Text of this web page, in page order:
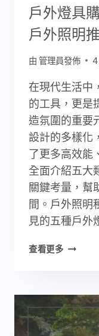
園
景
觀！
觀
計
必
看
戶外燈具
戶外照明
由 管理員發佈 4
在現代生活中
的工具，更是
造氛圍的重要
設計的多樣化
了更多高效能
全面介紹五大
關鍵考量，幫
間。戶外照明
見的五種戶外
查看更多戶
購
買
指